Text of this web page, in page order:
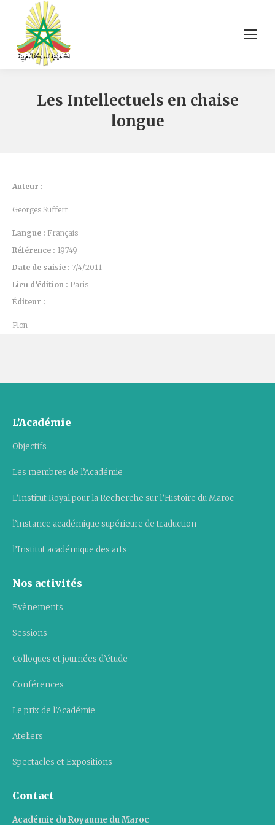
Les Intellectuels en chaise
longue
Auteur :
Georges Suffert
Langue : Français
Référence : 19749
Date de saisie : 7/4/2011
Lieu d’édition : Paris
Éditeur :
Plon
L’Académie
Objectifs
Les membres de l’Académie
L’Institut Royal pour la Recherche sur l’Histoire du Maroc
l’instance académique supérieure de traduction
l’Institut académique des arts
Nos activités
Evènements
Sessions
Colloques et journées d’étude
Conférences
Le prix de l’Académie
Ateliers
Spectacles et Expositions
Contact
Académie du Royaume du Maroc